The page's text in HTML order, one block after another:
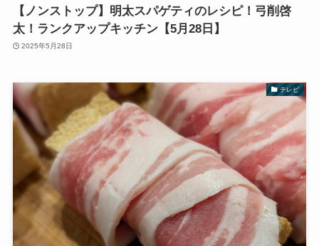
【ノンストップ】明太スパゲティのレシピ！弓削啓
太！ランクアップキッチン【5月28日】
2025年5月28日
テレビ